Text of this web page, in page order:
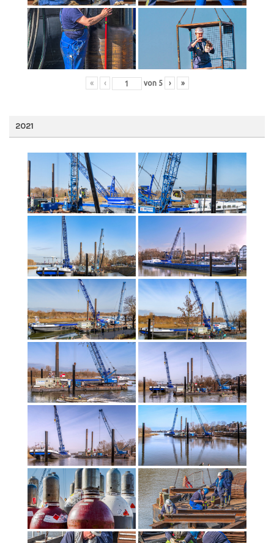
« ‹ von 5 › »
2021